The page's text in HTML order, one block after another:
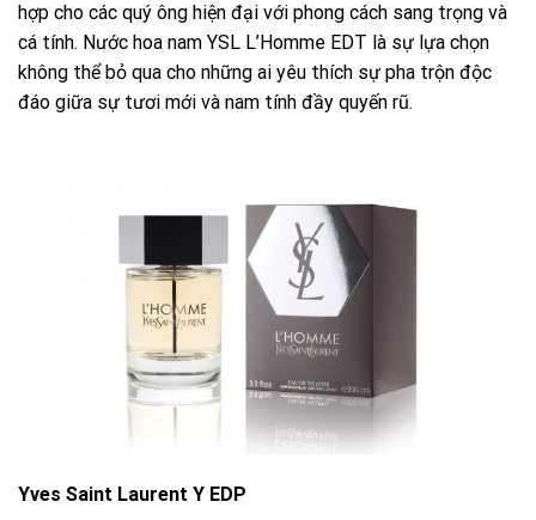
hợp cho các quý ông hiện đại với phong cách sang trọng và
cá tính. Nước hoa nam YSL L’Homme EDT là sự lựa chọn
không thể bỏ qua cho những ai yêu thích sự pha trộn độc
đáo giữa sự tươi mới và nam tính đầy quyến rũ.
Yves Saint Laurent Y EDP